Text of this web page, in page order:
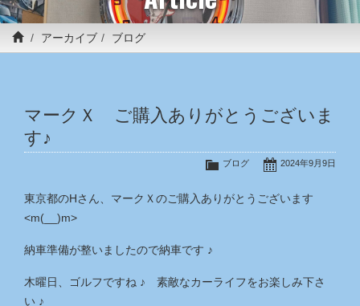
アーカイブ ブログ
マークＸ ご購入ありがとうございま
す♪
2024年9月9日
ブログ
東京都のHさん、マークＸのご購入ありがとうございます
<m(__)m>
納車準備が整いましたので納車です ♪
木曜日、ゴルフですね ♪ 素敵なカーライフをお楽しみ下さ
い ♪